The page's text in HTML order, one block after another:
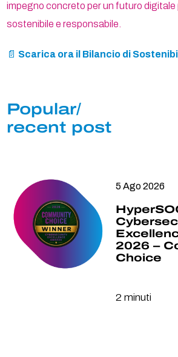
impegno concreto per un futuro digitale
sostenibile e responsabile.
📄 Scarica ora il Bilancio di
Popular/
recent post
5 Ago 2026
2026 –
Choice
2 minuti